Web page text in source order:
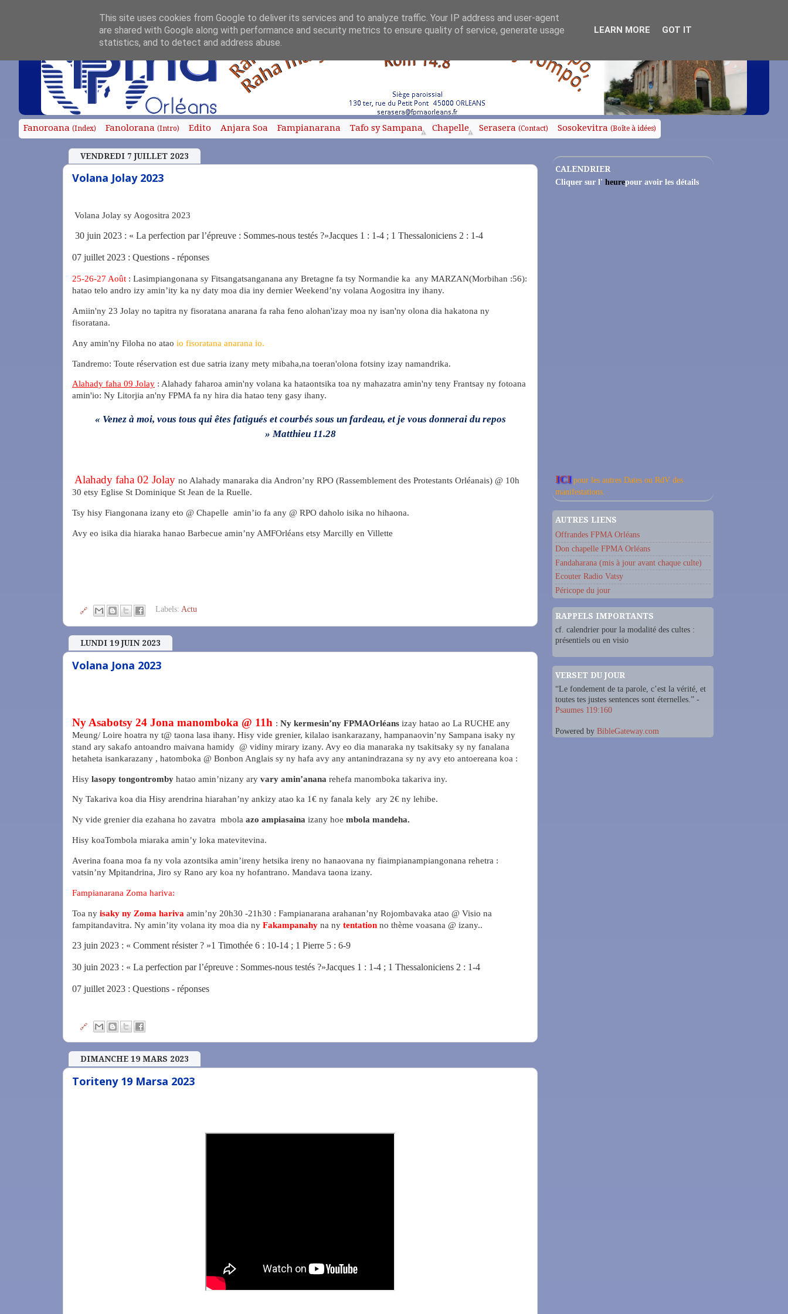
Fanoroana (Index) Fanolorana (Intro) Edito Anjara Soa Fampianarana Tafo sy Sampana Chapelle Serasera (Contact) Sosokevitra (Boîte à idées)
VENDREDI 7 JUILLET 2023
Volana Jolay 2023
Volana Jolay sy Aogositra 2023
30 juin 2023 : « La perfection par l’épreuve : Sommes-nous testés ?»Jacques 1 : 1-4 ; 1 Thessaloniciens 2 : 1-4
07 juillet 2023 : Questions - réponses
25-26-27 Août : Lasimpiangonana sy Fitsangatsanganana any Bretagne fa tsy Normandie ka any MARZAN(Morbihan :56):
hatao telo andro izy amin’ity ka ny daty moa dia iny dernier Weekend’ny volana Aogositra iny ihany.
Amiin'ny 23 Jolay no tapitra ny fisoratana anarana fa raha feno alohan'izay moa ny isan'ny olona dia hakatona ny
fisoratana.
Any amin'ny Filoha no atao io fisoratana anarana io.
Tandremo: Toute réservation est due satria izany mety mibaha,na toeran'olona fotsiny izay namandrika.
Alahady faha 09 Jolay : Alahady faharoa amin'ny volana ka hataontsika toa ny mahazatra amin'ny teny Frantsay ny fotoana
amin'io: Ny Litorjia an'ny FPMA fa ny hira dia hatao teny gasy ihany.
« Venez à moi, vous tous qui êtes fatigués et courbés sous un fardeau, et je vous donnerai du repos
» Matthieu 11.28
Alahady faha 02 Jolay no Alahady manaraka dia Andron’ny RPO (Rassemblement des Protestants Orléanais) @ 10h
30 etsy Eglise St Dominique St Jean de la Ruelle.
Tsy hisy Fiangonana izany eto @ Chapelle amin’io fa any @ RPO daholo isika no hihaona.
Avy eo isika dia hiaraka hanao Barbecue amin’ny AMFOrléans etsy Marcilly en Villette
🔗 Labels: Actu
LUNDI 19 JUIN 2023
Volana Jona 2023
Ny Asabotsy 24 Jona manomboka @ 11h : Ny kermesin’ny FPMAOrléans izay hatao ao La RUCHE any
Meung/ Loire hoatra ny t@ taona lasa ihany. Hisy vide grenier, kilalao isankarazany, hampanaovin’ny Sampana isaky ny
stand ary sakafo antoandro maivana hamidy @ vidiny mirary izany. Avy eo dia manaraka ny tsakitsaky sy ny fanalana
hetaheta isankarazany , hatomboka @ Bonbon Anglais sy ny hafa avy any antanindrazana sy ny avy eto antoereana koa :
Hisy lasopy tongontromby hatao amin’nizany ary vary amin’anana rehefa manomboka takariva iny.
Ny Takariva koa dia Hisy arendrina hiarahan’ny ankizy atao ka 1€ ny fanala kely ary 2€ ny lehibe.
Ny vide grenier dia ezahana ho zavatra mbola azo ampiasaina izany hoe mbola mandeha.
Hisy koaTombola miaraka amin’y loka matevitevina.
Averina foana moa fa ny vola azontsika amin’ireny hetsika ireny no hanaovana ny fiaimpianampiangonana rehetra :
vatsin’ny Mpitandrina, Jiro sy Rano ary koa ny hofantrano. Mandava taona izany.
Fampianarana Zoma hariva:
Toa ny isaky ny Zoma hariva amin’ny 20h30 -21h30 : Fampianarana arahanan’ny Rojombavaka atao @ Visio na
fampitandavitra. Ny amin’ity volana ity moa dia ny Fakampanahy na ny tentation no thème voasana @ izany..
23 juin 2023 : « Comment résister ? »1 Timothée 6 : 10-14 ; 1 Pierre 5 : 6-9
30 juin 2023 : « La perfection par l’épreuve : Sommes-nous testés ?»Jacques 1 : 1-4 ; 1 Thessaloniciens 2 : 1-4
07 juillet 2023 : Questions - réponses
🔗
DIMANCHE 19 MARS 2023
Toriteny 19 Marsa 2023
CALENDRIER
Cliquer sur l' heurepour avoir les détails
ICI pour les autres Dates ou RdV des
manifestations.
AUTRES LIENS
Offrandes FPMA Orléans
Don chapelle FPMA Orléans
Fandaharana (mis à jour avant chaque culte)
Ecouter Radio Vatsy
Péricope du jour
RAPPELS IMPORTANTS
cf. calendrier pour la modalité des cultes :
présentiels ou en visio
VERSET DU JOUR
“Le fondement de ta parole, c’est la vérité, et
toutes tes justes sentences sont éternelles.” -
Psaumes 119:160
Powered by BibleGateway.com
This site uses cookies from Google to deliver its services and to analyze traffic. Your IP address and user-agent
are shared with Google along with performance and security metrics to ensure quality of service, generate usage
statistics, and to detect and address abuse.
LEARN MORE GOT IT